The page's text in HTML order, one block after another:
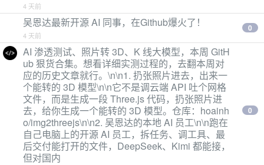
4 天前
吴恩达最新开源 AI 同事，在Github爆火了！
4 天前
0
AI 渗透测试、照片转 3D、K 线大模型，本周 GitH
ub 狠货合集。想看详细实测过程的，去翻本周对
应的历史文章就行。\n\n1. 扔张照片进去，出来一
个能转的 3D 模型\n\n它不是调云端 API 吐个网格
文件，而是生成一段 Three.js 代码，扔张照片进
去，给你生成一个能转的 3D 模型。仓库：hoainh
o/img2threejs\n\n2. 吴恩达的本地 AI 员工\n\n跑在
自己电脑上的开源 AI 员工，拆任务、调工具、最
后交付能打开的文件，DeepSeek、Kimi 都能接，
但对国内
0